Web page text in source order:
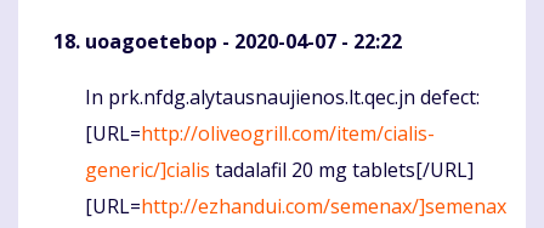
uoagoetebop - 2020-04-07 - 22:22
Komentaras
In prk.nfdg.alytausnaujienos.lt.qec.jn defect:
[URL=http://oliveogrill.com/item/cialis-
generic/]cialis tadalafil 20 mg tablets[/URL]
[URL=http://ezhandui.com/semenax/]semenax